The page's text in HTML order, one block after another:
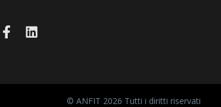
© ANFIT 2026 Tutti i diritti riservati